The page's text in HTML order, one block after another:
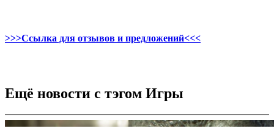
>>>Ссылка для отзывов и предложений<<<
Ещё новости с тэгом Игры